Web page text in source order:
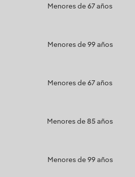
Menores de 67 años
Menores de 99 años
Menores de 67 años
Menores de 85 años
Menores de 99 años